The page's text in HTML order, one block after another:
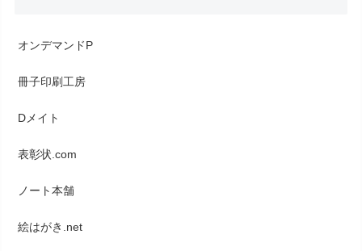
オンデマンドP
冊子印刷工房
Dメイト
表彰状.com
ノート本舗
絵はがき.net